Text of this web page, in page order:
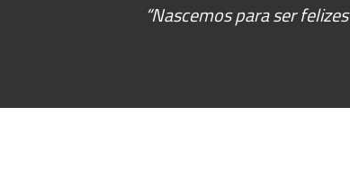
“Nascemos para ser